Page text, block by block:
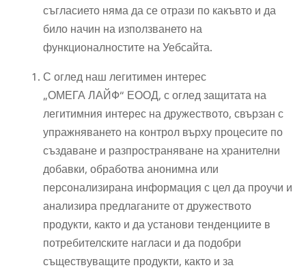
съгласието няма да се отрази по какъвто и да
било начин на използването на
функционалностите на Уебсайта.
С оглед наш легитимен интерес
„ОМЕГА ЛАЙФ“ ЕООД, с оглед защитата на
легитимния интерес на дружеството, свързан с
упражняването на контрол върху процесите по
създаване и разпространяване на хранителни
добавки, обработва анонимна или
персонализирана информация с цел да проучи и
анализира предлаганите от дружеството
продукти, както и да установи тенденциите в
потребителските нагласи и да подобри
съществуващите продукти, както и за